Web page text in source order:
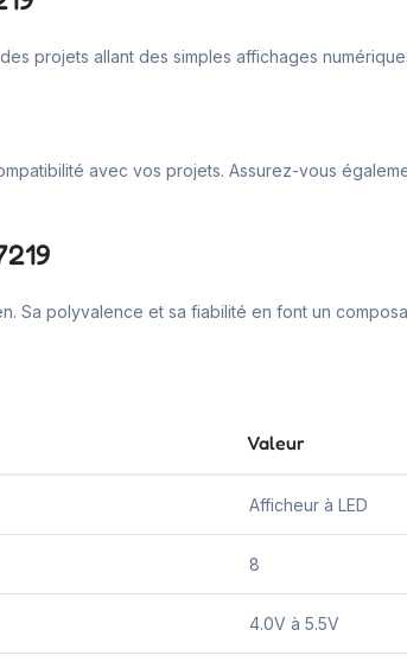
projets allant des simples affichages
avec vos projets. Assurez-vous
Sa polyvalence et sa fiabilité en font un
Valeur
Afficheur à LED
8
4.0V à 5.5V